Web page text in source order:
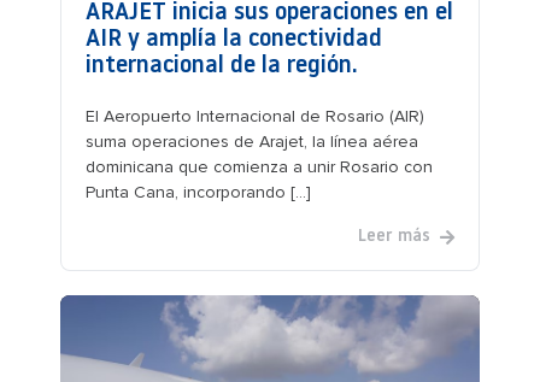
ARAJET inicia sus operaciones en el
AIR y amplía la conectividad
internacional de la región.
El Aeropuerto Internacional de Rosario (AIR)
suma operaciones de Arajet, la línea aérea
dominicana que comienza a unir Rosario con
Punta Cana, incorporando [...]
Leer más